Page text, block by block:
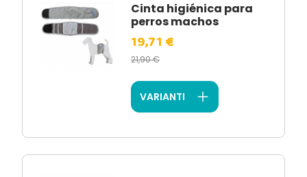
Cinta higiénica para
perros machos
19,71 €
21,90 €
VARIANTI